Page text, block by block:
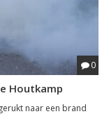
0
Houtkamp
naar een brand